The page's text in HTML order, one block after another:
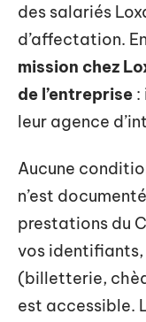
des salariés
d’affectation.
mission chez
de l’entreprise :
leur agence
Aucune
n’est
prestations du
vos identifiants,
(billetterie,
est accessible.